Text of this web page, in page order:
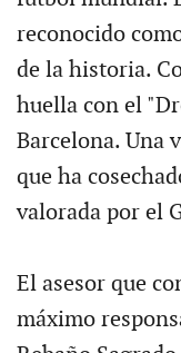
reconocido
de la historia.
huella con el
Barcelona. Una
que ha
valorada por el
El asesor que
máximo